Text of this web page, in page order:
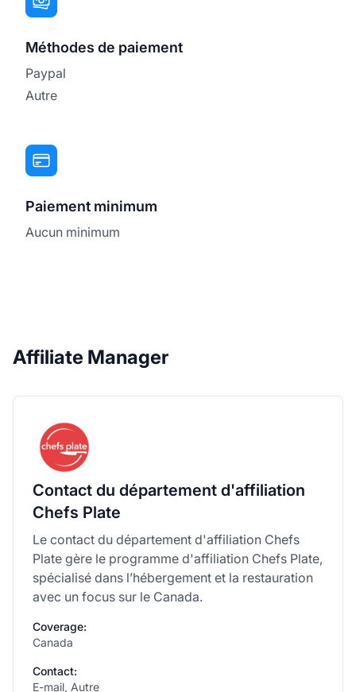
Méthodes de paiement
Paypal
Autre
Paiement minimum
Aucun minimum
Affiliate Manager
Contact du département d'affiliation
Chefs Plate
Le contact du département d'affiliation Chefs
Plate gère le programme d'affiliation Chefs Plate,
spécialisé dans l’hébergement et la restauration
avec un focus sur le Canada.
Coverage:
Canada
Contact:
E-mail, Autre